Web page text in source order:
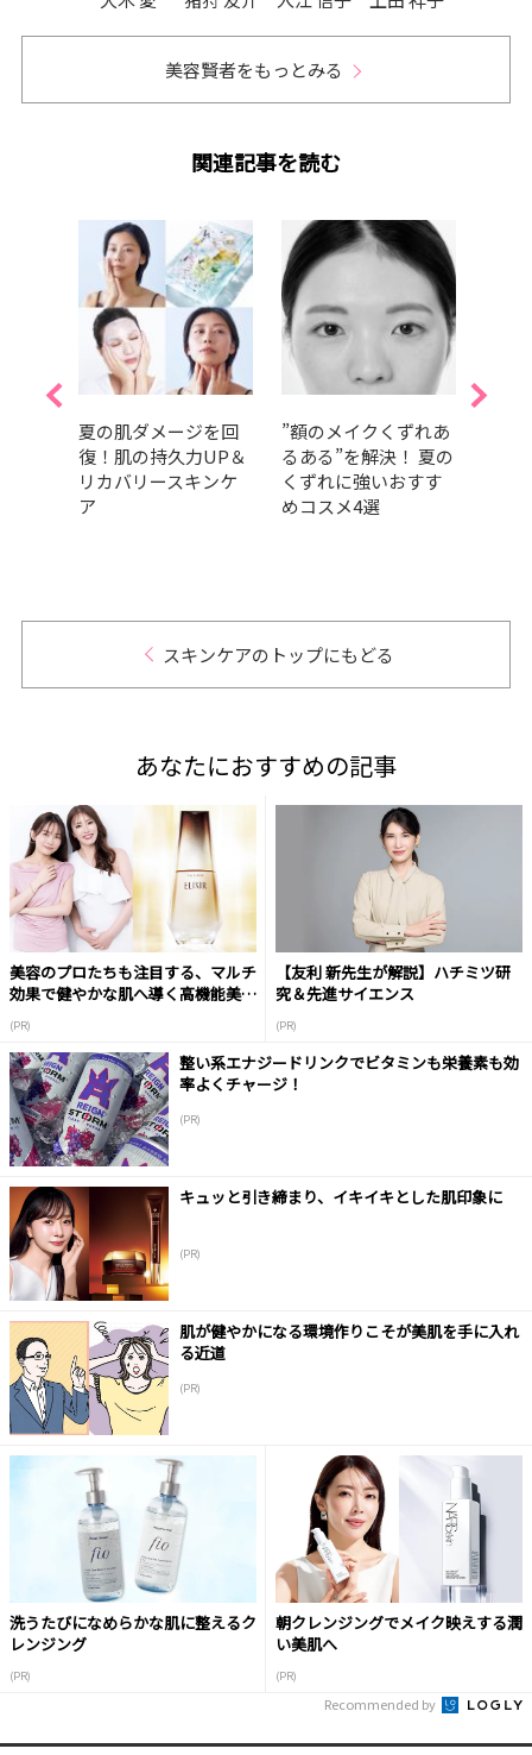
美容賢者をもっとみる
関連記事を読む
夏の肌ダメージを回
復！肌の持久力UP＆
リカバリースキンケ
ア
”額のメイクくずれあ
るある”を解決！ 夏の
くずれに強いおすす
めコスメ4選
スキンケアのトップにもどる
あなたにおすすめの記事
美容のプロたちも注目する、マルチ
効果で健やかな肌へ導く高機能美容
(PR)
【友利 新先生が解説】ハチミツ研
究＆先進サイエンス
(PR)
整い系エナジードリンクでビタミンも栄養素も効
率よくチャージ！
(PR)
キュッと引き締まり、イキイキとした肌印象に
(PR)
肌が健やかになる環境作りこそが美肌を手に入れ
る近道
(PR)
洗うたびになめらかな肌に整えるク
レンジング
(PR)
朝クレンジングでメイク映えする潤
い美肌へ
(PR)
Recommended by